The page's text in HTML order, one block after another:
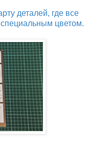
деталей, где все
цветом.